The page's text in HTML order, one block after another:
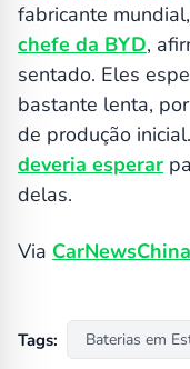
fabricante
chefe da BYD,
sentado. Eles
bastante lenta,
de produção
deveria esperar
delas.
Via CarNewsChina
Tags: Baterias em